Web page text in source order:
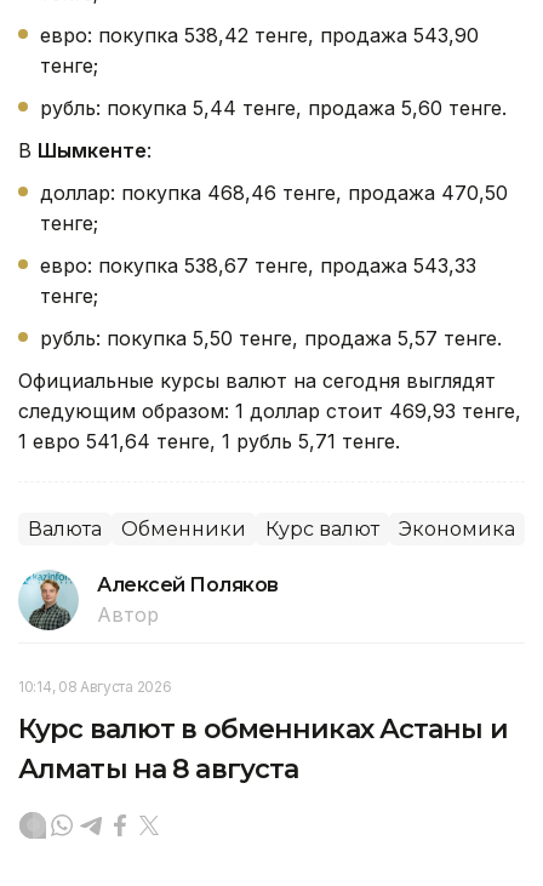
евро: покупка 538,42 тенге, продажа 543,90
тенге;
рубль: покупка 5,44 тенге, продажа 5,60 тенге.
В Шымкенте:
доллар: покупка 468,46 тенге, продажа 470,50
тенге;
евро: покупка 538,67 тенге, продажа 543,33
тенге;
рубль: покупка 5,50 тенге, продажа 5,57 тенге.
Официальные курсы валют на сегодня выглядят
следующим образом: 1 доллар стоит 469,93 тенге,
1 евро 541,64 тенге, 1 рубль 5,71 тенге.
Валюта Обменники Курс валют Экономика
Алексей Поляков
Автор
10:14, 08 Августа 2026
Курс валют в обменниках Астаны и
Алматы на 8 августа